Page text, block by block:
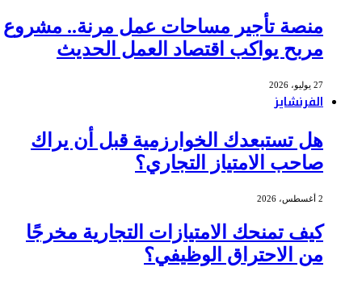
منصة تأجير مساحات عمل مرنة.. مشروع
مربح يواكب اقتصاد العمل الحديث
27 يوليو، 2026
الفرنشايز
هل تستبعدك الخوارزمية قبل أن يراك
صاحب الامتياز التجاري؟
2 أغسطس، 2026
كيف تمنحك الامتيازات التجارية مخرجًا
من الاحتراق الوظيفي؟